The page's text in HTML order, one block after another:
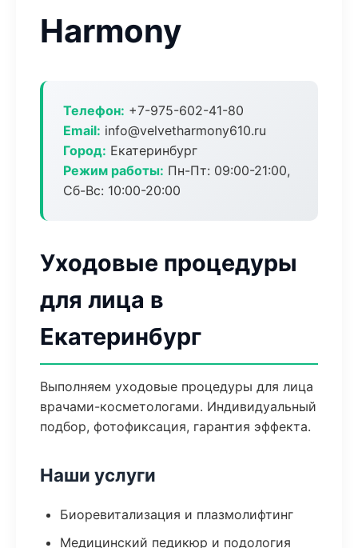
Harmony
Телефон: +7-975-602-41-80
Email: info@velvetharmony610.ru
Город: Екатеринбург
Режим работы: Пн-Пт: 09:00-21:00,
Сб-Вс: 10:00-20:00
Уходовые процедуры
для лица в
Екатеринбург
Выполняем уходовые процедуры для лица
врачами-косметологами. Индивидуальный
подбор, фотофиксация, гарантия эффекта.
Наши услуги
Биоревитализация и плазмолифтинг
Медицинский педикюр и подология